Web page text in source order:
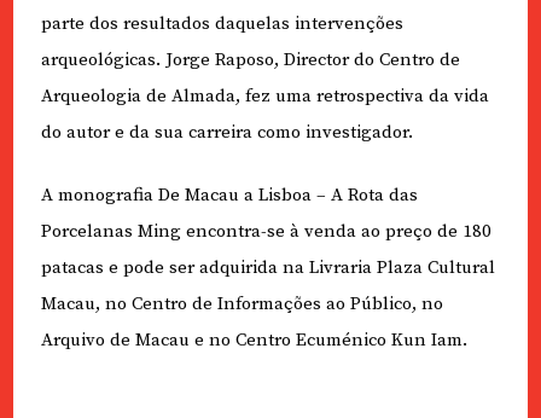
parte dos resultados daquelas intervenções
arqueológicas. Jorge Raposo, Director do Centro de
Arqueologia de Almada, fez uma retrospectiva da vida
do autor e da sua carreira como investigador.
A monografia De Macau a Lisboa – A Rota das
Porcelanas Ming encontra-se à venda ao preço de 180
patacas e pode ser adquirida na Livraria Plaza Cultural
Macau, no Centro de Informações ao Público, no
Arquivo de Macau e no Centro Ecuménico Kun Iam.